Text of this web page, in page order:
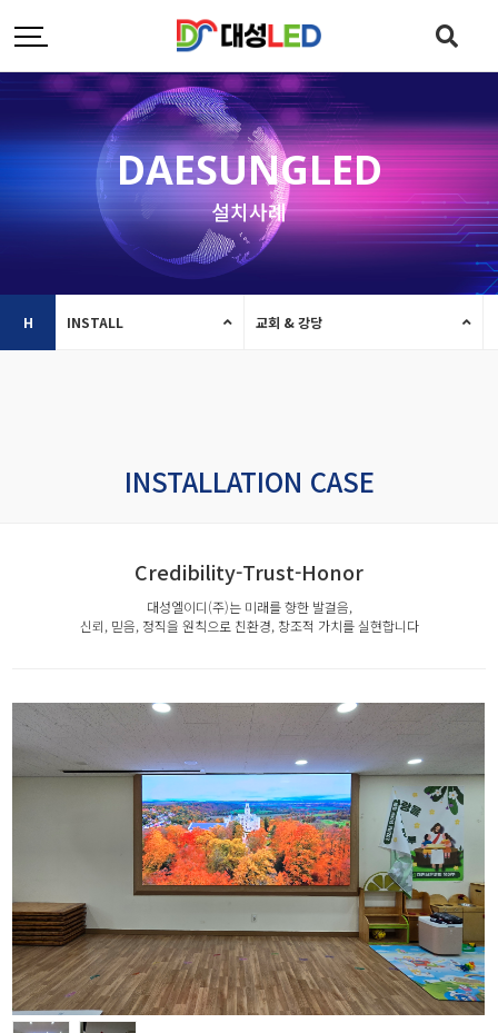
DAESUNGLED
설치사례
H INSTALL 교회 & 강당
INSTALLATION CASE
Credibility-Trust-Honor
대성엘이디(주)는 미래를 향한 발걸음,
신뢰, 믿음, 정직을 원칙으로 친환경, 창조적 가치를 실현합니다